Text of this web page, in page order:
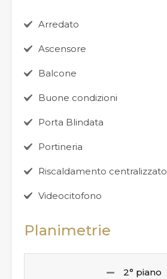
Arredato
Ascensore
Balcone
Buone condizioni
Porta Blindata
Portineria
Riscaldamento centralizzato
Videocitofono
Planimetrie
2° piano